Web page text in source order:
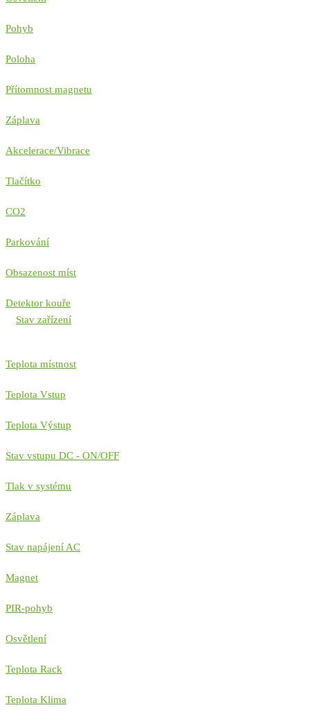
Pohyb
Poloha
Přítomnost magnetu
Záplava
Akcelerace/Vibrace
Tlačítko
CO2
Parkování
Obsazenost míst
Detektor kouře
Stav zařízení
Teplota místnost
Teplota Vstup
Teplota Výstup
Stav vstupu DC - ON/OFF
Tlak v systému
Záplava
Stav napájení AC
Magnet
PIR-pohyb
Osvětlení
Teplota Rack
Teplota Klima